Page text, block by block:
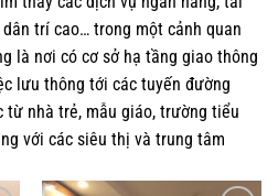
trí cao… trong một cảnh quan
là nơi có cơ sở hạ tầng giao thông
lưu thông tới các tuyến đường
từ nhà trẻ, mẫu giáo, trường tiểu
với các siêu thị và trung tâm